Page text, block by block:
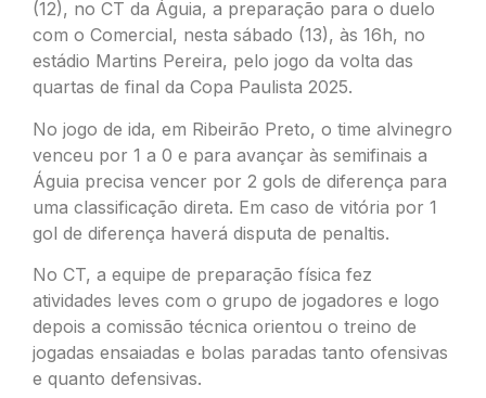
(12), no CT da Águia, a preparação para o duelo
com o Comercial, nesta sábado (13), às 16h, no
estádio Martins Pereira, pelo jogo da volta das
quartas de final da Copa Paulista 2025.
No jogo de ida, em Ribeirão Preto, o time alvinegro
venceu por 1 a 0 e para avançar às semifinais a
Águia precisa vencer por 2 gols de diferença para
uma classificação direta. Em caso de vitória por 1
gol de diferença haverá disputa de penaltis.
No CT, a equipe de preparação física fez
atividades leves com o grupo de jogadores e logo
depois a comissão técnica orientou o treino de
jogadas ensaiadas e bolas paradas tanto ofensivas
e quanto defensivas.